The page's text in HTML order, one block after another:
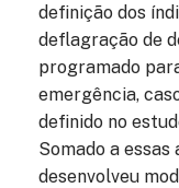
definição dos
deflagração de
programado
emergência,
definido no
Somado a essas
desenvolveu